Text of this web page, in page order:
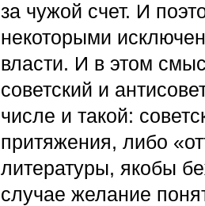
за чужой счет. И
некоторыми
власти. И в этом
советский и
числе и такой:
притяжения, либо
литературы, якобы
случае желание